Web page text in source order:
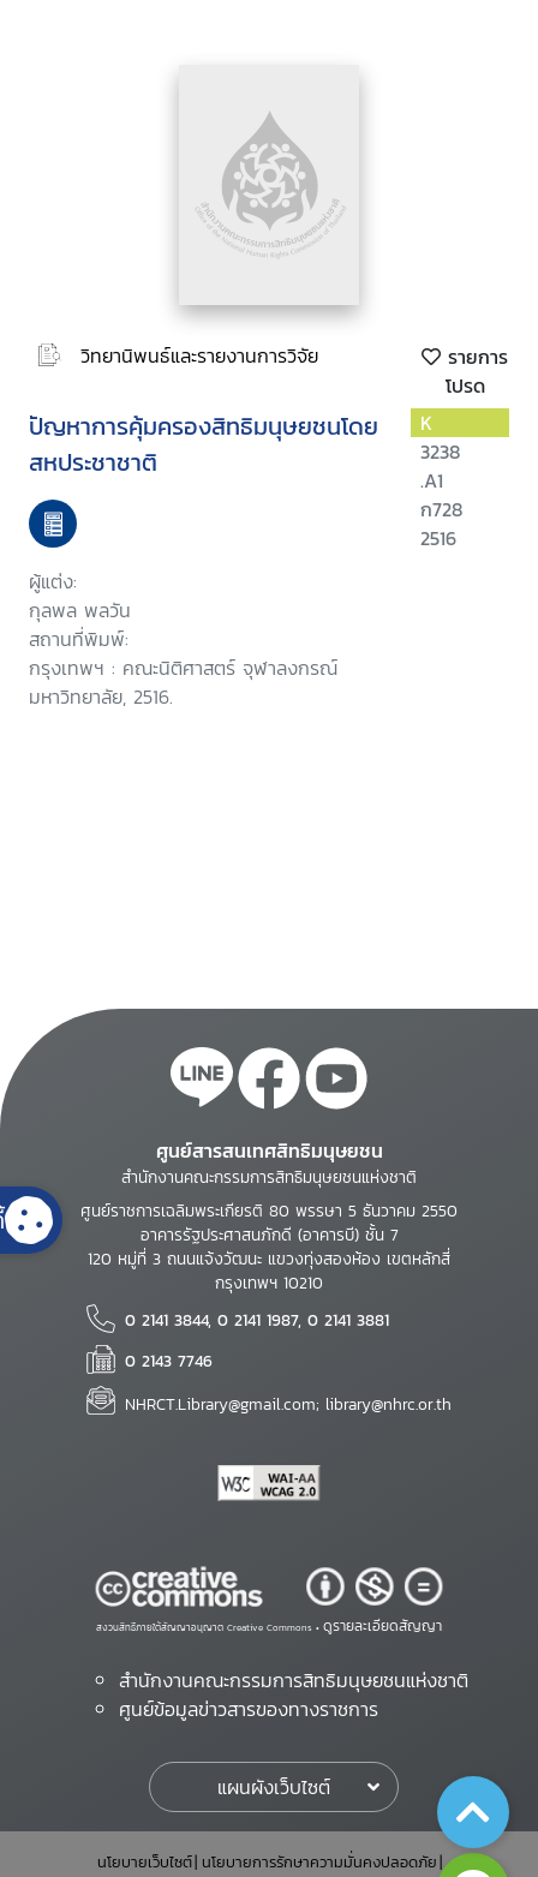
วิทยานิพนธ์และรายงานการวิจัย
รายการ
โปรด
ปัญหาการคุ้มครองสิทธิมนุษยชนโดย
สหประชาชาติ
ผู้แต่ง:
กุลพล พลวัน
สถานที่พิมพ์:
กรุงเทพฯ : คณะนิติศาสตร์ จุฬาลงกรณ์
มหาวิทยาลัย, 2516.
K
3238
.A1
ก728
2516
ศูนย์สารสนเทศสิทธิมนุษยชน
สำนักงานคณะกรรมการสิทธิมนุษยชนแห่งชาติ
ศูนย์ราชการเฉลิมพระเกียรติ 80 พรรษา 5 ธันวาคม 2550
อาคารรัฐประศาสนภักดี (อาคารบี) ชั้น 7
120 หมู่ที่ 3 ถนนแจ้งวัฒนะ แขวงทุ่งสองห้อง เขตหลักสี่
กรุงเทพฯ 10210
0 2141 3844, 0 2141 1987, 0 2141 3881
0 2143 7746
NHRCT.Library@gmail.com; library@nhrc.or.th
สงวนสิทธิ์ภายใต้สัญญาอนุญาต Creative Commons • ดูรายละเอียดสัญญา
สำนักงานคณะกรรมการสิทธิมนุษยชนแห่งชาติ
ศูนย์ข้อมูลข่าวสารของทางราชการ
แผนผังเว็บไซต์
นโยบายเว็บไซต์ นโยบายการรักษาความมั่นคงปลอดภัย